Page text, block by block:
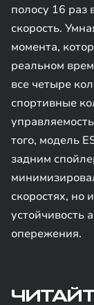
полосу 16 раз
скорость.
момента,
реальном
все четыре
спортивные
того, модель
задним
скоростях,
устойчивость
опережения.